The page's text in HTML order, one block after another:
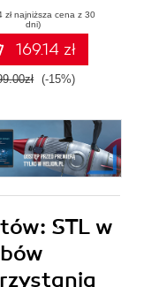
zł najniższa cena z 30
dni)
169.14 zł
(-15%)
STL w